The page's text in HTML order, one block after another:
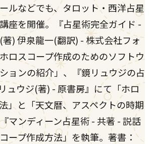
ルなどでも、タロット・西洋占星
座を開催。『占星術完全ガイド -
) 伊泉龍一(翻訳) - 株式会社フォ
ロスコープ作成のためのソフトウ
ョンの紹介」、『鏡リュウジの占
ュウジ(著) - 原書房』にて「ホロ
」と「天文暦、アスペクトの時期
マンディーン占星術 - 共著 - 説話
ープ作成方法」を執筆。著書：